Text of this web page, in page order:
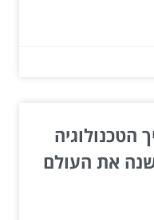
הטכנולוגיה
את העולם